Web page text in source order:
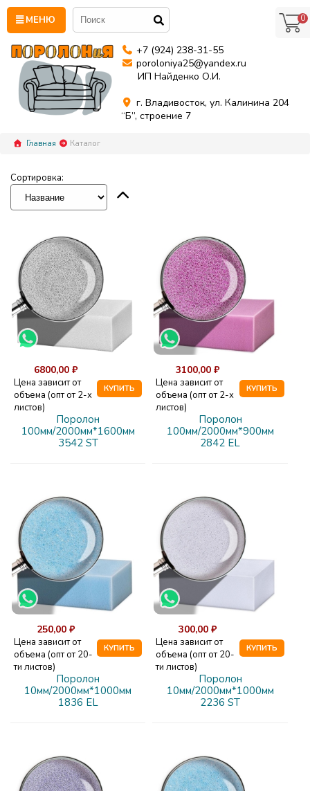
МЕНЮ
+7 (924) 238-31-55
poroloniya25@yandex.ru
ИП Найденко О.И.
г. Владивосток, ул. Калинина 204
“Б”, строение 7
0
Главная Каталог
Сортировка:
6800,00 ₽
Цена зависит от
объема (опт от 2-х
листов)
КУПИТЬ
Поролон
100мм/2000мм*1600мм
3542 ST
3100,00 ₽
Цена зависит от
объема (опт от 2-х
листов)
КУПИТЬ
Поролон
100мм/2000мм*900мм
2842 EL
250,00 ₽
Цена зависит от
объема (опт от 20-
ти листов)
КУПИТЬ
Поролон
10мм/2000мм*1000мм
1836 EL
300,00 ₽
Цена зависит от
объема (опт от 20-
ти листов)
КУПИТЬ
Поролон
10мм/2000мм*1000мм
2236 ST